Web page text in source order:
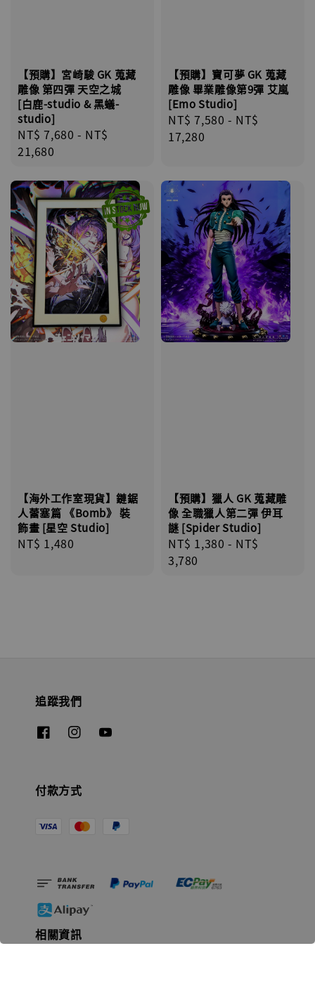
【預購】宮崎駿 GK 蒐藏
雕像 第四彈 天空之城
[白鹿-studio & 黑蟻-
studio]
Regular
price
NT$ 7,680 - NT$
21,680
【預購】寶可夢 GK 蒐藏
雕像 畢業雕像第9彈 艾嵐
[Emo Studio]
Regular
price
NT$ 7,580 - NT$
17,280
【海外工作室現貨】鏈鋸
人蕾塞篇 《Bomb》 裝
飾畫 [星空 Studio]
Regular
NT$ 1,480
【預購】獵人 GK 蒐藏雕
像 全職獵人第二彈 伊耳
謎 [Spider Studio]
Regular
price
NT$ 1,380 - NT$
3,780
追蹤我們
付款方式
相關資訊